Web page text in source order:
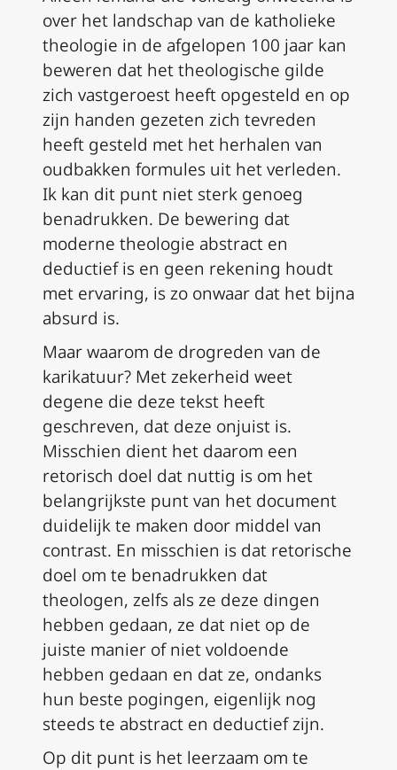
over het landschap van de katholieke
theologie in de afgelopen 100 jaar kan
beweren dat het theologische gilde
zich vastgeroest heeft opgesteld en op
zijn handen gezeten zich tevreden
heeft gesteld met het herhalen van
oudbakken formules uit het verleden.
Ik kan dit punt niet sterk genoeg
benadrukken. De bewering dat
moderne theologie abstract en
deductief is en geen rekening houdt
met ervaring, is zo onwaar dat het bijna
absurd is.
Maar waarom de drogreden van de
karikatuur? Met zekerheid weet
degene die deze tekst heeft
geschreven, dat deze onjuist is.
Misschien dient het daarom een
retorisch doel dat nuttig is om het
belangrijkste punt van het document
duidelijk te maken door middel van
contrast. En misschien is dat retorische
doel om te benadrukken dat
theologen, zelfs als ze deze dingen
hebben gedaan, ze dat niet op de
juiste manier of niet voldoende
hebben gedaan en dat ze, ondanks
hun beste pogingen, eigenlijk nog
steeds te abstract en deductief zijn.
Op dit punt is het leerzaam om te